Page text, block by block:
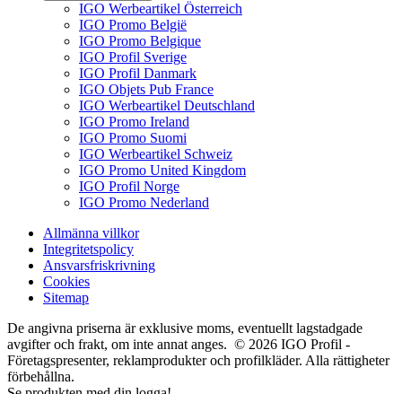
IGO Werbeartikel Österreich
IGO Promo België
IGO Promo Belgique
IGO Profil Sverige
IGO Profil Danmark
IGO Objets Pub France
IGO Werbeartikel Deutschland
IGO Promo Ireland
IGO Promo Suomi
IGO Werbeartikel Schweiz
IGO Promo United Kingdom
IGO Profil Norge
IGO Promo Nederland
Allmänna villkor
Integritetspolicy
Ansvarsfriskrivning
Cookies
Sitemap
De angivna priserna är exklusive moms, eventuellt lagstadgade
avgifter och frakt, om inte annat anges. © 2026 IGO Profil -
Företagspresenter, reklamprodukter och profilkläder. Alla rättigheter
förbehållna.